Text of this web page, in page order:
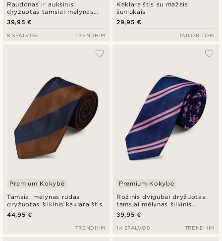
Raudonas ir auksinis
dryžuotas tamsiai mėlynas
šilkinis kaklaraištis
39,95 €
8 SPALVOS TRENDHIM
Kaklaraištis su mažais
šuniukais
29,95 €
TAILOR TOKI
Tamsiai mėlynas rudas
dryžuotas šilkinis kaklaraištis
Premium Kokybė
44,95 €
TRENDHIM
Rožinis dvigubai dryžuotas
tamsiai mėlynas šilkinis
kaklaraištis
Premium Kokybė
39,95 €
14 SPALVOS TRENDHIM